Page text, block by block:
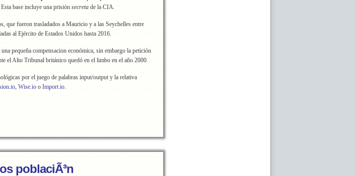
base incluye una prisión secreta de la CIA.
que fueron trasladados a Mauricio y a las Seychelles entre
al Ejército de Estados Unidos hasta 2016.
pequeña compensacion económica, sin embargo la petición
el Alto Tribunal británico quedó en el limbo en el año 2000.
por el juego de palabras input/output y la relativa
, Wise.io o Import.io.
poblaciÃ³n